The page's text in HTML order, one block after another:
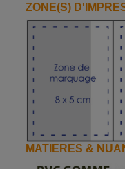
ZONE(S)
MATIERES &